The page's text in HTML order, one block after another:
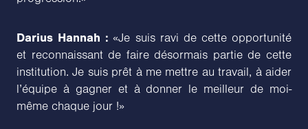
Darius Hannah : «Je suis ravi de cette opportunité
et reconnaissant de faire désormais partie de cette
institution. Je suis prêt à me mettre au travail, à aider
l’équipe à gagner et à donner le meilleur de moi-
même chaque jour !»